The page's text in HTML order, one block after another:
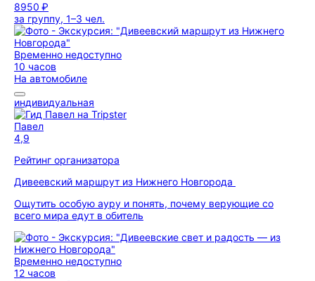
8950 ₽
за группу, 1–3 чел.
Временно недоступно
10 часов
На автомобиле
индивидуальная
Павел
4,9
Рейтинг организатора
Дивеевский маршрут из Нижнего Новгорода
Ощутить особую ауру и понять, почему верующие со
всего мира едут в обитель
Временно недоступно
12 часов